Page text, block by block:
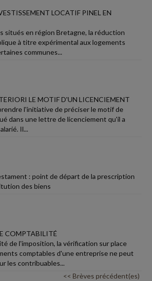
LOCATIF PINEL EN
situés en région Bretagne, la réduction
à titre expérimental aux logements
communes...
LE MOTIF D'UN LICENCIEMENT
l'initiative de préciser le motif de
dans une lettre de licenciement qu'il a
Il...
: point de départ de la prescription
des biens
COMPTABILITÉ
de l'imposition, la vérification sur place
comptables d'une entreprise ne peut
les contribuables...
<< Brèves précédent(es)